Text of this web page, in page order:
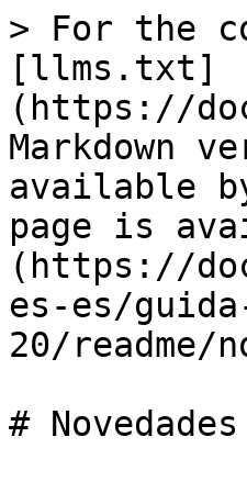
> For the
[llms.txt]
(https://
Markdown
available
page is
(https://
es-es/
20/readme/
#